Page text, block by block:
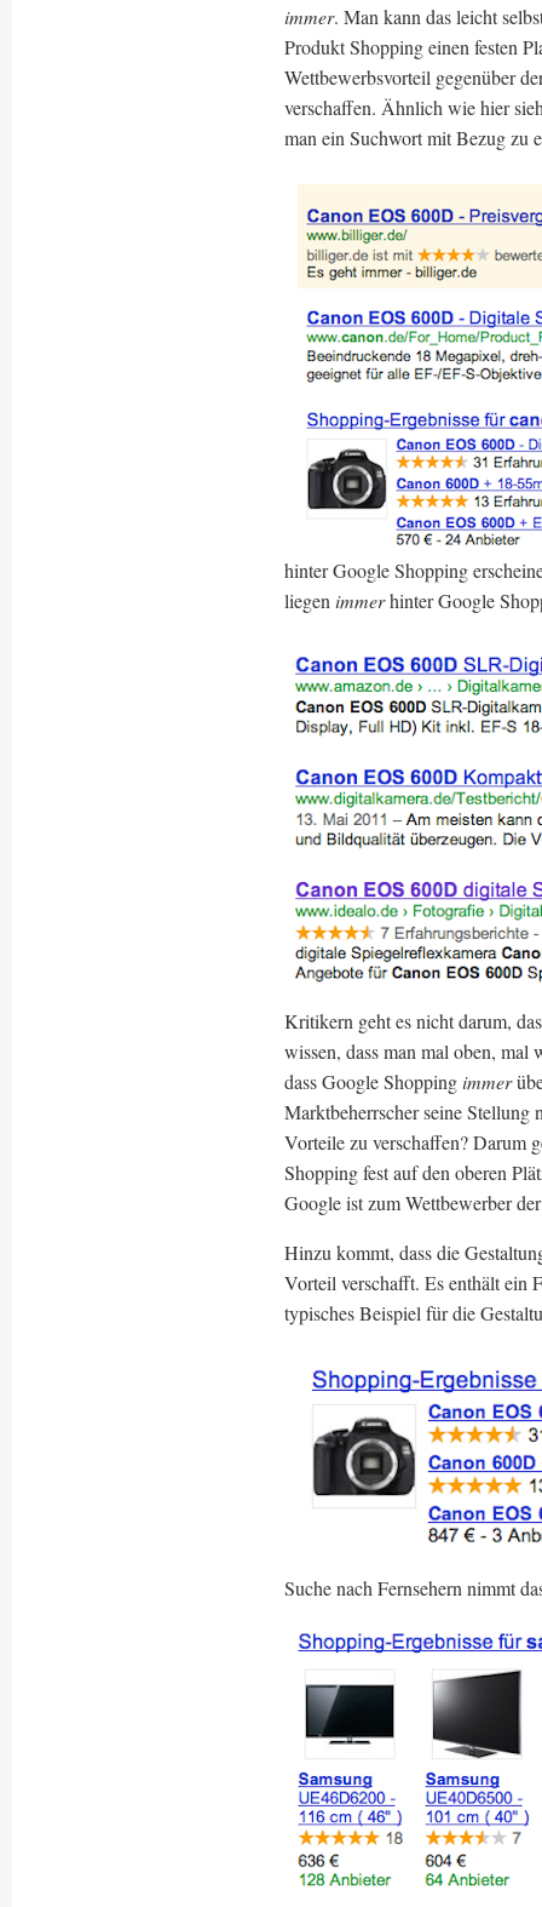
immer. Man kann das leicht
Produkt Shopping einen festen
Wettbewerbsvorteil gegenüber
verschaffen. Ähnlich wie hier
man ein Suchwort mit Bezug zu
hinter Google Shopping
liegen immerhinter Google
Kritikern geht es nicht darum,
wissen, dass man mal oben, mal
dass Google Shoppingimmer
Marktbeherrscher seine Stellung
Vorteile zu verschaffen? Darum
Shopping fest auf den oberen
Google ist zum Wettbewerber
Hinzu kommt, dass die
Vorteil verschafft. Es enthält ein
typisches Beispiel für die
Suche nach Fernsehern nimmt